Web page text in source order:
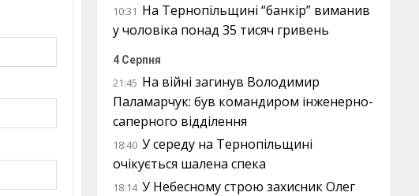
10:31 На Тернопільщині “банкір” виманив
у чоловіка понад 35 тисяч гривень
4 Серпня
21:45 На війні загинув Володимир
Паламарчук: був командиром інженерно-
саперного відділення
18:40 У середу на Тернопільщині
очікується шалена спека
18:14 У Небесному строю захисник Олег